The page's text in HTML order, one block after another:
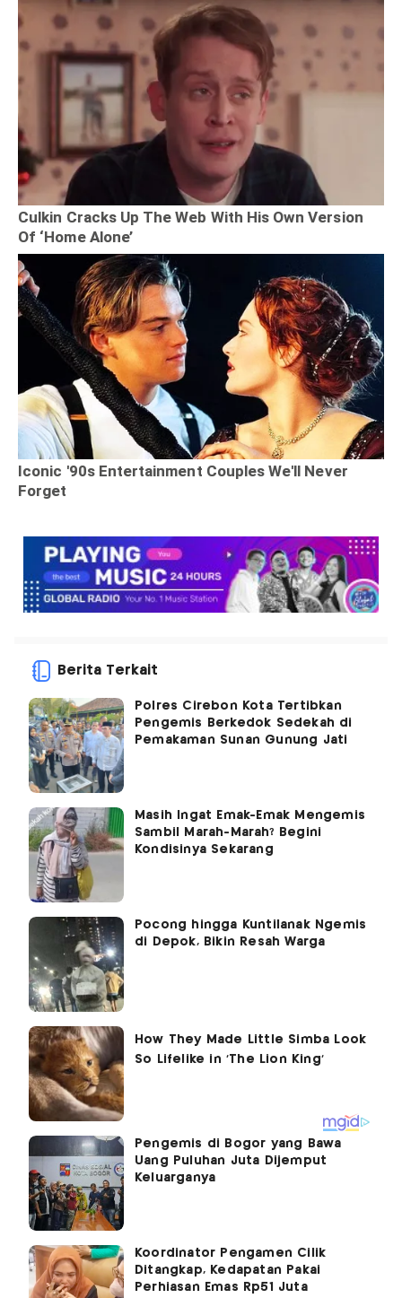
Berita Terkait
Polres Cirebon Kota Tertibkan
Pengemis Berkedok Sedekah di
Pemakaman Sunan Gunung Jati
Masih Ingat Emak-Emak Mengemis
Sambil Marah-Marah? Begini
Kondisinya Sekarang
Pocong hingga Kuntilanak Ngemis
di Depok, Bikin Resah Warga
Pengemis di Bogor yang Bawa
Uang Puluhan Juta Dijemput
Keluarganya
Koordinator Pengamen Cilik
Ditangkap, Kedapatan Pakai
Perhiasan Emas Rp51 Juta